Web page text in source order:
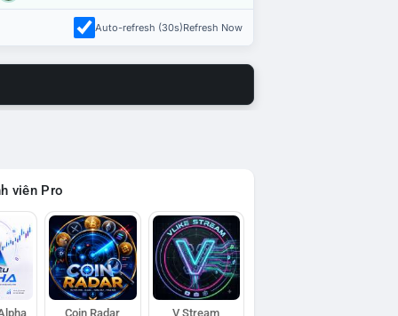
Auto-refresh (30s)Refresh Now
viên Pro
Coin Radar V Stream